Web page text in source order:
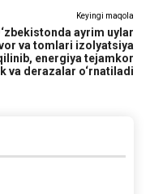
Keyingi maqola
ayrim uylar
va tomlari izolyatsiya
energiya tejamkor
va derazalar o‘rnatiladi